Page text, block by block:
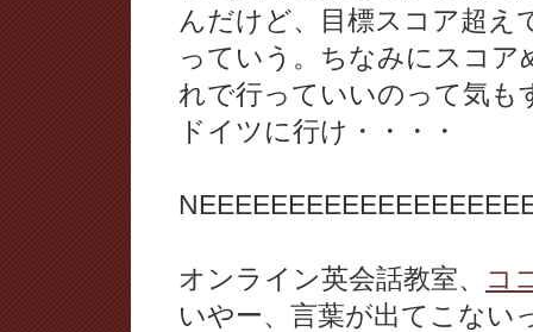
んだけど、目標スコア超え
っていう。ちなみにスコ
れで行っていいのって気も
ドイツに行け・・・・
オンライン英会話教室、
コ
いやー、言葉が出てこない